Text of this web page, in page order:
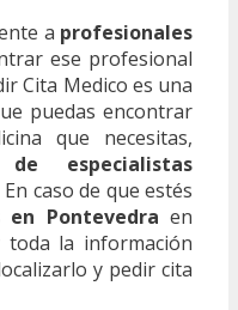
a profesionales
ese profesional
Cita Medico es una
puedas encontrar
que necesitas,
de especialistas
En caso de que estés
en Pontevedra en
la información
y pedir cita